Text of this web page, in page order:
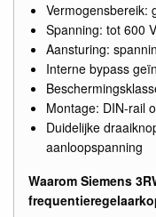
Vermogensbereik:
Spanning: tot 600
Aansturing:
Interne bypass
Montage: DIN-rail
Duidelijke
aanloopspanning
Waarom Siemens